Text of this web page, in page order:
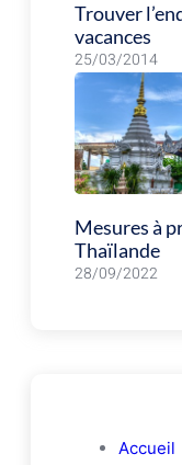
Trouver
vacances
25/03/2014
Mesures à
Thaïlande
28/09/2022
Accueil